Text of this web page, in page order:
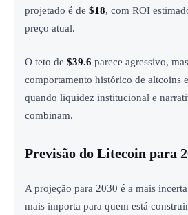
projetado é de $18, com ROI
preço atual.
O teto de $39.6 parece agressivo,
comportamento histórico de
quando liquidez institucional e
combinam.
Previsão do Litecoin para
A projeção para 2030 é a mais
mais importa para quem está